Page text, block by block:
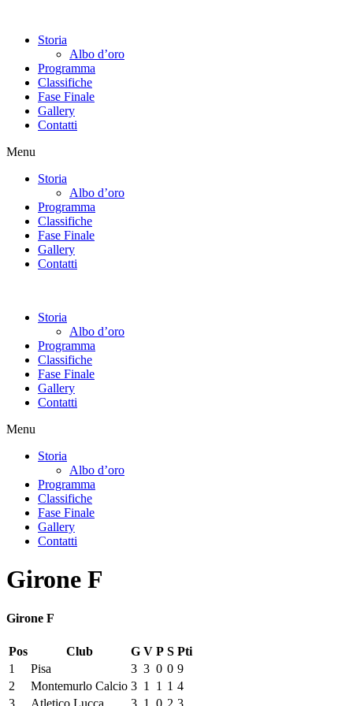
contenuto
Storia
Albo d’oro
Programma
Classifiche
Fase Finale
Gallery
Contatti
Menu
Storia
Albo d’oro
Programma
Classifiche
Fase Finale
Gallery
Contatti
Storia
Albo d’oro
Programma
Classifiche
Fase Finale
Gallery
Contatti
Menu
Storia
Albo d’oro
Programma
Classifiche
Fase Finale
Gallery
Contatti
Girone F
Girone F
Pos Club G V P S Pti
1
Pisa 3 3 0 0 9
2
Montemurlo Calcio 3 1 1 1 4